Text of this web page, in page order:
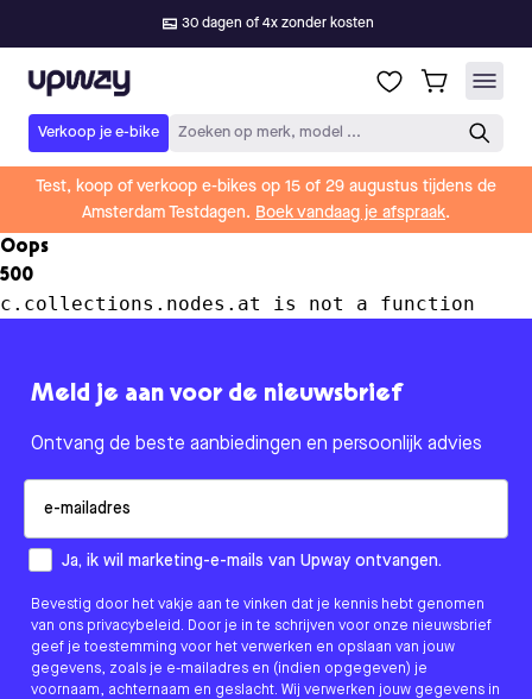
30 dagen of 4x zonder kosten
Upway
Verkoop je e-bike Zoeken op merk, model ...
Test, koop of verkoop e-bikes op 15 of 29 augustus tijdens de
Amsterdam Testdagen. Boek vandaag je afspraak.
Oops
500
c.collections.nodes.at is not a function
Meld je aan voor de nieuwsbrief
Ontvang de beste aanbiedingen en persoonlijk advies
How would you like to hear from us?
Ja, ik wil marketing-e-mails van Upway ontvangen.
Bevestig door het vakje aan te vinken dat je kennis hebt genomen
van ons privacybeleid. Door je in te schrijven voor onze nieuwsbrief
geef je toestemming voor het verwerken en opslaan van jouw
gegevens, zoals je e-mailadres en (indien opgegeven) je
voornaam, achternaam en geslacht. Wij verwerken jouw gegevens in